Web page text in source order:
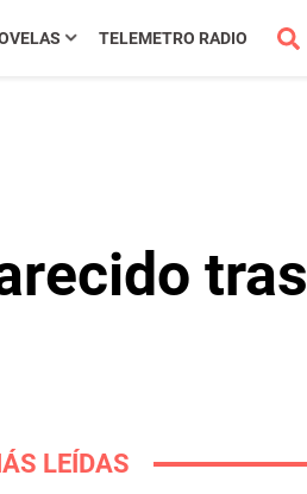
TELEMETRO RADIO
tras
LEÍDAS